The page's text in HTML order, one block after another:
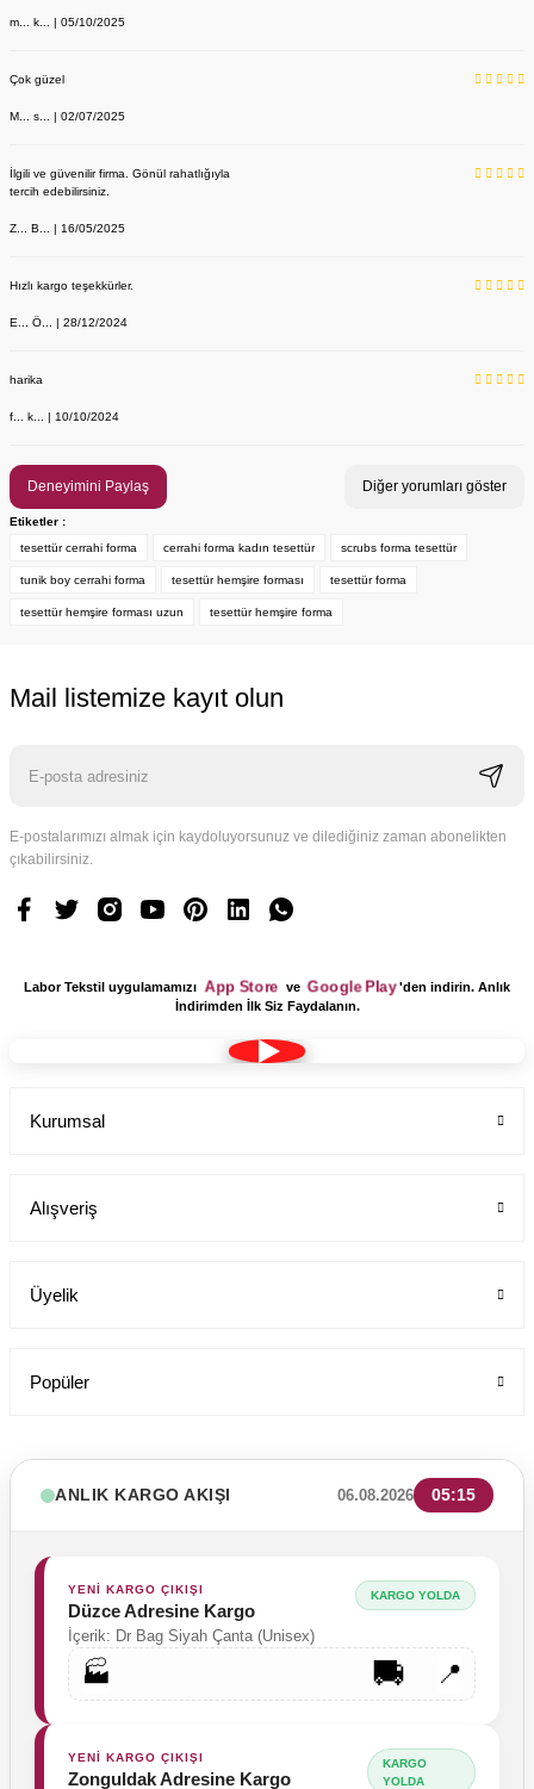
YENİ ÜRÜN
Labor Medikal Tekstil
199,00 TL
Labor Medikal Tekstil
Tesettür Cerrahi Bone Terikoton Kumaş Yeni Model
Labor Medikal Tekstil
m... k... | 05/10/2025
Çok güzel
M... s... | 02/07/2025
İlgili ve güvenilir firma. Gönül rahatlığıyla
tercih edebilirsiniz.
Z... B... | 16/05/2025
Hızlı kargo teşekkürler.
E... Ö... | 28/12/2024
harika
f... k... | 10/10/2024
Deneyimini Paylaş Diğer yorumları göster
Etiketler :
tesettür cerrahi forma
cerrahi forma kadın tesettür scrubs forma tesettür
tunik boy cerrahi forma tesettür hemşire forması tesettür forma
tesettür hemşire forması uzun tesettür hemşire forma
Mail listemize kayıt olun
E-postalarımızı almak için kaydoluyorsunuz ve dilediğiniz zaman abonelikten
çıkabilirsiniz.
Labor Tekstil uygulamamızı App Store ve Google Play'den indirin. Anlık
İndirimden İlk Siz Faydalanın.
Kurumsal
Alışveriş
Üyelik
Popüler
ANLIK KARGO AKIŞI 06.08.2026 05:15
YENİ KARGO ÇIKIŞI
Düzce Adresine Kargo
İçerik: Dr Bag Siyah Çanta (Unisex)
KARGO YOLDA
🏭 🚚 📍
YENİ KARGO ÇIKIŞI
Zonguldak Adresine Kargo
KARGO
YOLDA